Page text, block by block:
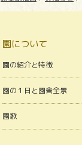
園について
園の紹介と特徴
園の１日と園舎全景
園歌